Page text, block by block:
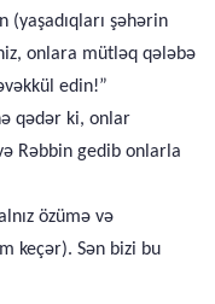
(yaşadıqları şəhərin
onlara mütləq qələbə
edin!”
qədər ki, onlar
Rəbbin gedib onlarla
özümə və
keçər). Sən bizi bu